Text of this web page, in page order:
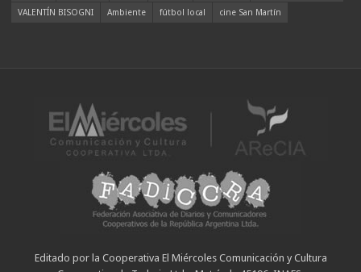
VALENTÍN BISOGNI
Ambiente fútbol local cine San Martín
Editado por la Cooperativa El Miércoles Comunicación y Cultura